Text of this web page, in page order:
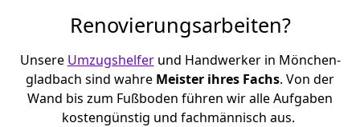
Renovierungsarbeiten?
Unsere Umzugshelferund Handwerker in Mönchen­
gladbach sind wahre Meister ihres Fachs. Von der
Wand bis zum Fußboden führen wir alle Aufgaben
kostengünstig und fachmännisch aus.